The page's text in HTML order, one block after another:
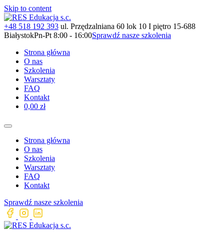
Skip to content
+48 518 192 393 ul. Przędzalniana 60 lok 10 I piętro 15-688
BiałystokPn-Pt 8:00 - 16:00Sprawdź nasze szkolenia
Strona główna
O nas
Szkolenia
Warsztaty
FAQ
Kontakt
0,00 zł
Strona główna
O nas
Szkolenia
Warsztaty
FAQ
Kontakt
Sprawdź nasze szkolenia